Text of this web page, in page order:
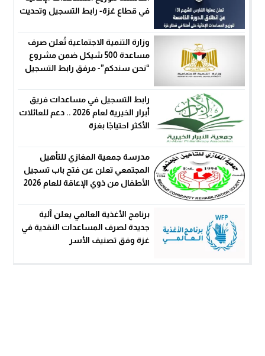
في قطاع غزة- رابط التسجيل وتحديث
وزارة التنمية الاجتماعية تُعلن صرف
مساعدة 500 شيكل ضمن مشروع
“نحن سندكم”- مرفق رابط التسجيل
رابط التسجيل في مساعدات فريق
أبرار الخيرية لعام 2026 .. دعم للعائلات
الأكثر احتياجًا بغزة
مدرسة جمعية المغازي للتأهيل
المجتمعي تعلن عن فتح باب تسجيل
الأطفال من ذوي الإعاقة للعام 2026
برنامج الأغذية العالمي يعلن آلية
جديدة لصرف المساعدات النقدية في
غزة وفق تصنيف الأسر